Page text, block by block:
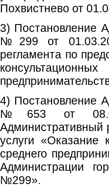
Похвистнево от
3) Постановление
№299 от
регламента по
4) Постановление
№653 от
Административный
услуги «Оказание
среднего
Администрации
№299».